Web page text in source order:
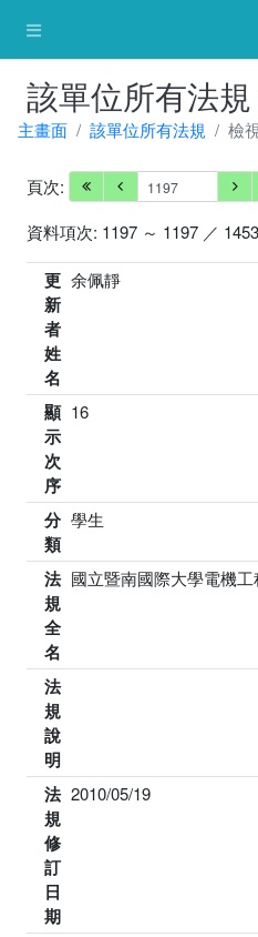
該單位所有法規
主畫面 該單位所有法規 檢視
頁次:
資料項次: 1197 ～ 1197 ／ 1453
更
新
者
姓
名
余佩靜
顯
示
次
序
16
分
類
學生
法
規
全
名
國立暨南國際大學電機
法
規
說
明
法
規
修
訂
日
期
2010/05/19